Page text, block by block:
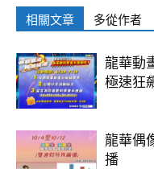
相關文章 多從作者
龍華動
極速狂
龍華偶
播